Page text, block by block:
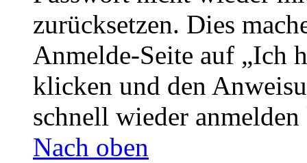
zurücksetzen. Dies
Anmelde-Seite auf „Ich
klicken und den
schnell wieder
Nach oben